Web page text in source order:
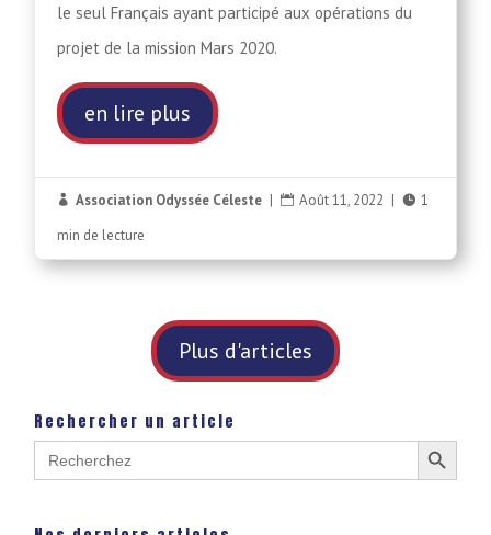
le seul Français ayant participé aux opérations du
projet de la mission Mars 2020.
en lire plus
 Association Odyssée Céleste |  Août 11, 2022 |  1
min de lecture
Plus d'articles
Rechercher un article
Search
for:
Search Button